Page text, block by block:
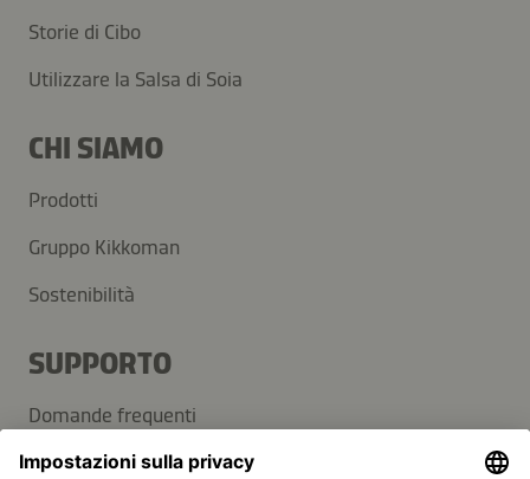
Storie di Cibo
Utilizzare la Salsa di Soia
CHI SIAMO
Prodotti
Gruppo Kikkoman
Sostenibilità
SUPPORTO
Domande frequenti
Contatti